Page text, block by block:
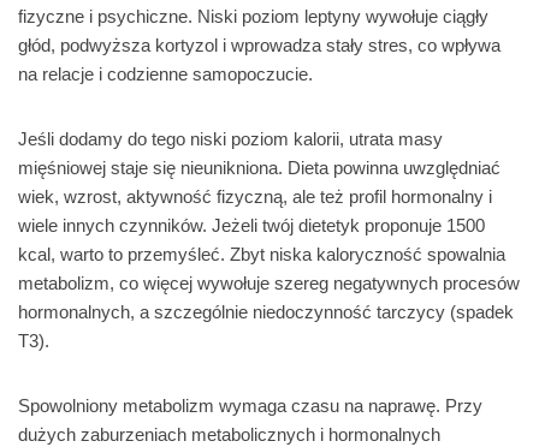
fizyczne i psychiczne. Niski poziom leptyny wywołuje ciągły
głód, podwyższa kortyzol i wprowadza stały stres, co wpływa
na relacje i codzienne samopoczucie.
Jeśli dodamy do tego niski poziom kalorii, utrata masy
mięśniowej staje się nieunikniona. Dieta powinna uwzględniać
wiek, wzrost, aktywność fizyczną, ale też profil hormonalny i
wiele innych czynników. Jeżeli twój dietetyk proponuje 1500
kcal, warto to przemyśleć. Zbyt niska kaloryczność spowalnia
metabolizm, co więcej wywołuje szereg negatywnych procesów
hormonalnych, a szczególnie niedoczynność tarczycy (spadek
T3).
Spowolniony metabolizm wymaga czasu na naprawę. Przy
dużych zaburzeniach metabolicznych i hormonalnych